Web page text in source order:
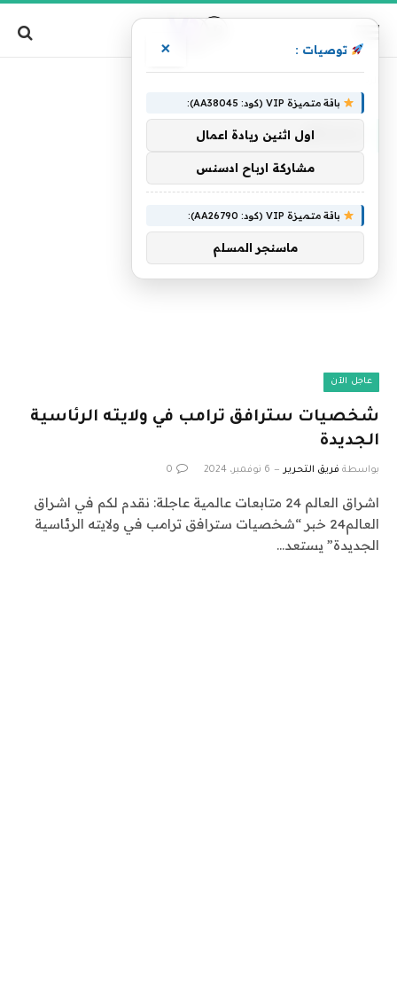
سترافق
عاجل الآن
شخصيات سترافق ترامب في ولايته الرئاسية
الجديدة
بواسطة فريق التحرير 6 نوفمبر، 2024 0
اشراق العالم 24 متابعات عالمية عاجلة: نقدم لكم في اشراق
العالم24 خبر “شخصيات سترافق ترامب في ولايته الرئاسية
الجديدة” يستعد…
توصيات : ×
باقة متميزة VIP (كود: AA38045):
اول اثنين ريادة اعمال
مشاركة ارباح ادسنس
باقة متميزة VIP (كود: AA26790):
ماسنجر المسلم